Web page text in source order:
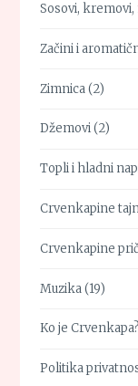
Sosovi, kremovi,
Začini i
Zimnica(2)
Džemovi(2)
Topli i hladni
Crvenkapine
Crvenkapine
Muzika(19)
Ko je
Politika